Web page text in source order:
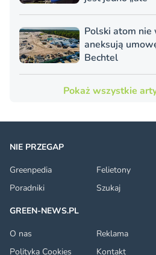
Polski atom nie
aneksują
Bechtel
Pokaż wszystkie
NIE PRZEGAP
Greenpedia
Felietony
Poradniki
Szukaj
GREEN-NEWS.PL
O nas
Reklama
Polityka Cookies
Kontakt